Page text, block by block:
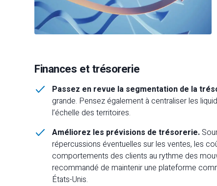
Finances et trésorerie
Passez en revue la segmentation de la
grande. Pensez également à centraliser les
l’échelle des territoires.
Améliorez les prévisions de trésorerie.
répercussions éventuelles sur les ventes, les
comportements des clients au rythme des
recommandé de maintenir une plateforme
États-Unis.